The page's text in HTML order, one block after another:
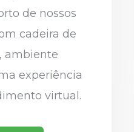
de nossos
cadeira de
ambiente
experiência
virtual.